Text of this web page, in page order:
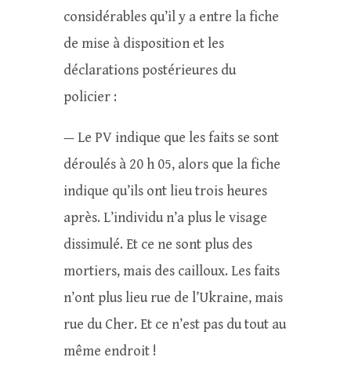
considérables qu’il y a entre la fiche
de mise à disposition et les
déclarations postérieures du
policier :
— Le PV indique que les faits se sont
déroulés à 20 h 05, alors que la fiche
indique qu’ils ont lieu trois heures
après. L’individu n’a plus le visage
dissimulé. Et ce ne sont plus des
mortiers, mais des cailloux. Les faits
n’ont plus lieu rue de l’Ukraine, mais
rue du Cher. Et ce n’est pas du tout au
même endroit !